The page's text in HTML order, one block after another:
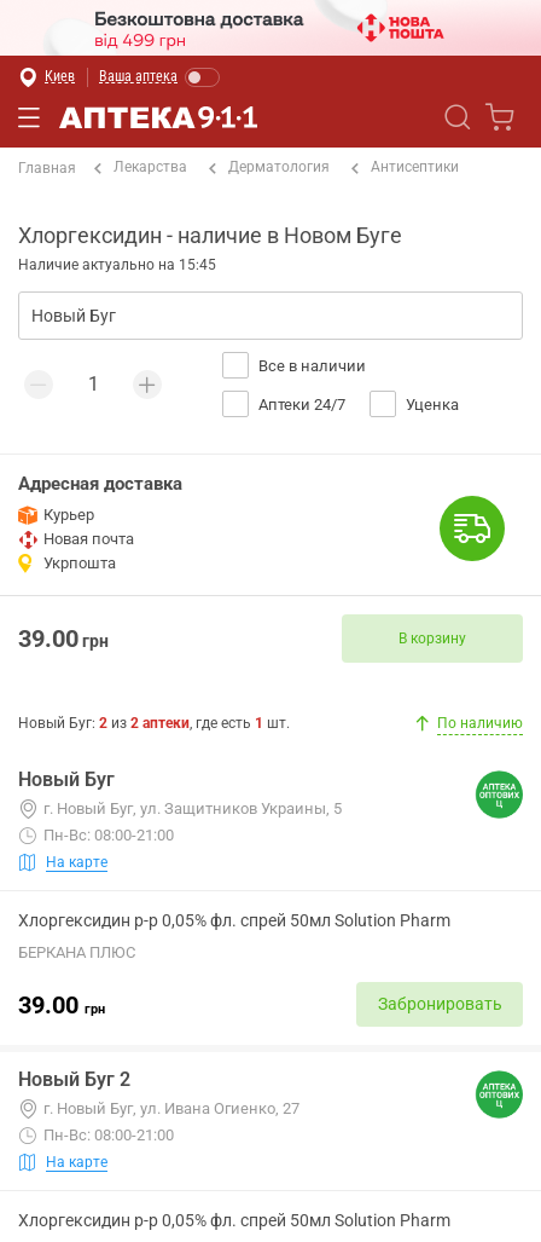
Киев Ваша аптека
Главная Лекарства Дерматология Антисептики
Хлоргексидин - наличие в Новом Буге
Наличие актуально на 15:45
Все в наличии
Аптеки 24/7 Уценка
Адресная доставка
Курьер
Новая почта
Укрпошта
39.00грн В корзину
Новый Буг: 2 из 2 аптеки, где есть 1 шт. По наличию
Новый Буг
г. Новый Буг, ул. Защитников Украины, 5
Пн-Вс: 08:00-21:00
На карте
Хлоргексидин р-р 0,05% фл. спрей 50мл Solution Pharm
БЕРКАНА ПЛЮС
39.00 грн Забронировать
Новый Буг 2
г. Новый Буг, ул. Ивана Огиенко, 27
Пн-Вс: 08:00-21:00
На карте
Хлоргексидин р-р 0,05% фл. спрей 50мл Solution Pharm